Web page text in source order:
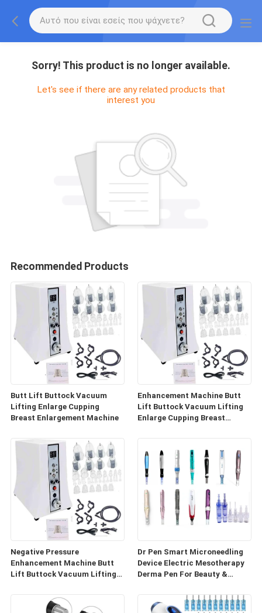
Sorry! This product is no longer available.
Let's see if there are any related products that
interest you
Recommended Products
Butt Lift Buttock Vacuum
Lifting Enlarge Cupping
Breast Enlargement Machine
Enhancement Machine Butt
Lift Buttock Vacuum Lifting
Enlarge Cupping Breast
Negative Pressure
Enhancement Machine Butt
Lift Buttock Vacuum Lifting
Enlargement Machine
Dr Pen Smart Microneedling
Device Electric Mesotherapy
Derma Pen For Beauty &